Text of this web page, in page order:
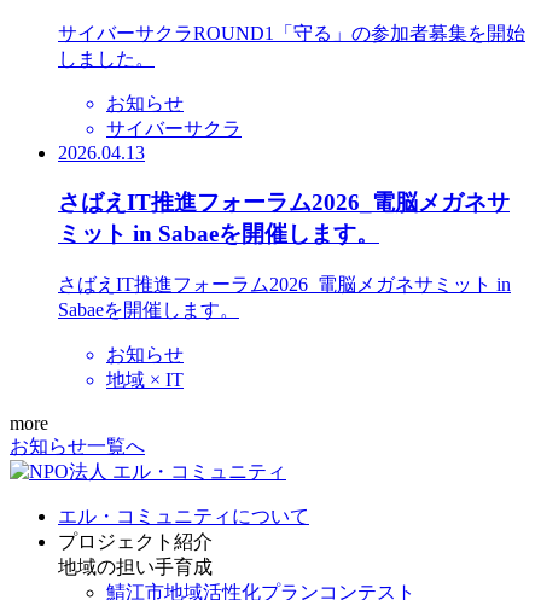
サイバーサクラROUND1「守る」の参加者募集を開始
しました。
お知らせ
サイバーサクラ
2026.04.13
さばえIT推進フォーラム2026_電脳メガネサ
ミット in Sabaeを開催します。
さばえIT推進フォーラム2026_電脳メガネサミット in
Sabaeを開催します。
お知らせ
地域 × IT
more
お知らせ一覧へ
エル・コミュニティについて
プロジェクト紹介
地域の担い手育成
鯖江市地域活性化プランコンテスト